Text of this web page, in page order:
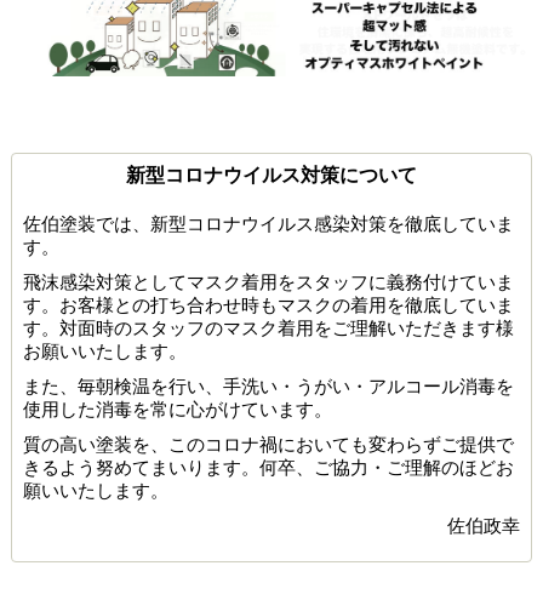
新型コロナウイルス対策について
佐伯塗装では、新型コロナウイルス感染対策を徹底していま
す。
飛沫感染対策としてマスク着用をスタッフに義務付けていま
す。お客様との打ち合わせ時もマスクの着用を徹底していま
す。対面時のスタッフのマスク着用をご理解いただきます様
お願いいたします。
また、毎朝検温を行い、手洗い・うがい・アルコール消毒を
使用した消毒を常に心がけています。
質の高い塗装を、このコロナ禍においても変わらずご提供で
きるよう努めてまいります。何卒、ご協力・ご理解のほどお
願いいたします。
佐伯政幸